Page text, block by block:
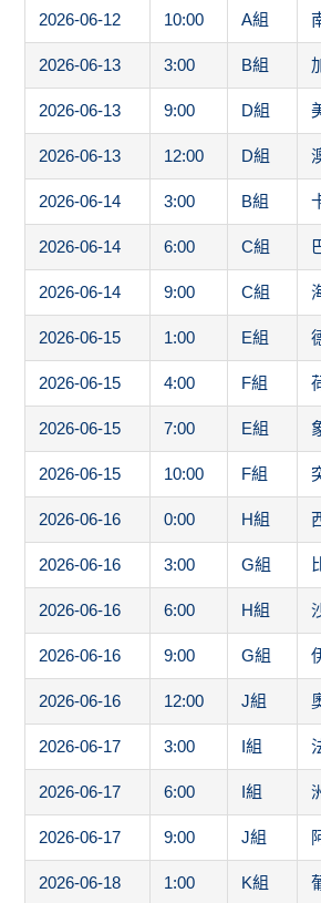
2026-06-12 10:00 A組
2026-06-13 3:00 B組
2026-06-13 9:00 D組
2026-06-13 12:00 D組
2026-06-14 3:00 B組
2026-06-14 6:00 C組
2026-06-14 9:00 C組
2026-06-15 1:00 E組
2026-06-15 4:00 F組
2026-06-15 7:00 E組
2026-06-15 10:00 F組
2026-06-16 0:00 H組
2026-06-16 3:00 G組
2026-06-16 6:00 H組
2026-06-16 9:00 G組
2026-06-16 12:00 J組
2026-06-17 3:00 I組
2026-06-17 6:00 I組
2026-06-17 9:00 J組
2026-06-18 1:00 K組